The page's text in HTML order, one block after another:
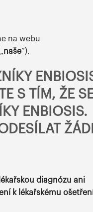
na webu
naše“).
S TÍM, ŽE
ENBIOSIS.
diagnózu ani
k lékařskému